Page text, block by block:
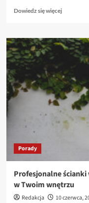
Dowiedz się więcejDowiedz
o
Wynajem
Busów
Praktyczne
na
Każdą
Okazję
Porady
Profesjonalne
w Twoim wnętrzu
Redakcja
10 czerwca,